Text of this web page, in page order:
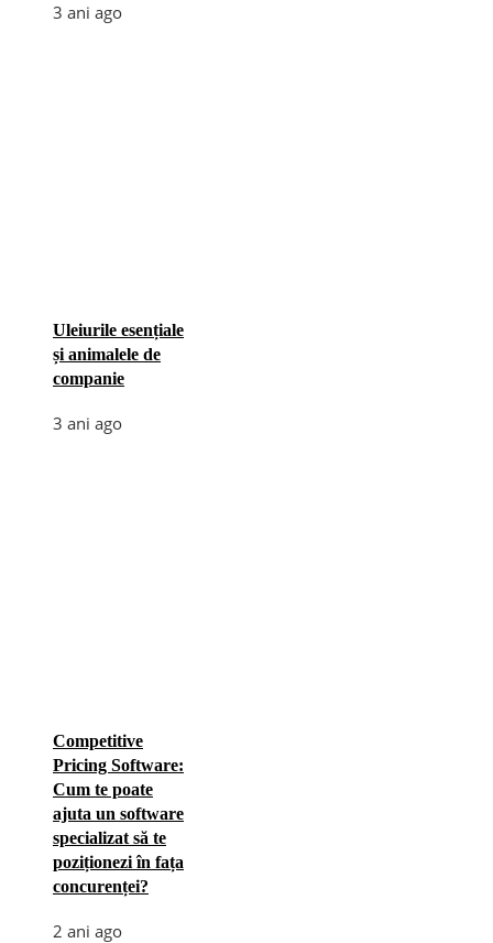
3 ani ago
Uleiurile esențiale
și animalele de
companie
3 ani ago
Competitive
Pricing Software:
Cum te poate
ajuta un software
specializat să te
poziționezi în fața
concurenței?
2 ani ago